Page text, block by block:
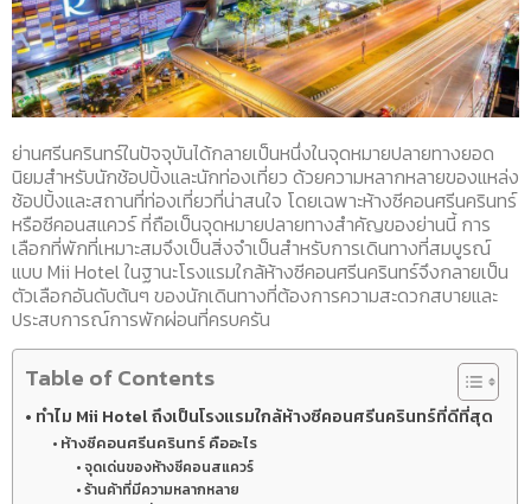
ย่านศรีนครินทร์ในปัจจุบันได้กลายเป็นหนึ่งในจุดหมายปลายทางยอด
นิยมสำหรับนักช้อปปิ้งและนักท่องเที่ยว ด้วยความหลากหลายของแหล่ง
ช้อปปิ้งและสถานที่ท่องเที่ยวที่น่าสนใจ โดยเฉพาะห้างซีคอนศรีนครินทร์
หรือซีคอนสแควร์ ที่ถือเป็นจุดหมายปลายทางสำคัญของย่านนี้ การ
เลือกที่พักที่เหมาะสมจึงเป็นสิ่งจำเป็นสำหรับการเดินทางที่สมบูรณ์
แบบ Mii Hotel ในฐานะโรงแรมใกล้ห้างซีคอนศรีนครินทร์จึงกลายเป็น
ตัวเลือกอันดับต้นๆ ของนักเดินทางที่ต้องการความสะดวกสบายและ
ประสบการณ์การพักผ่อนที่ครบครัน
Table of Contents
ทำไม Mii Hotel ถึงเป็นโรงแรมใกล้ห้างซีคอนศรีนครินทร์ที่ดีที่สุด
ห้างซีคอนศรีนครินทร์ คืออะไร
จุดเด่นของห้างซีคอนสแควร์
ร้านค้าที่มีความหลากหลาย